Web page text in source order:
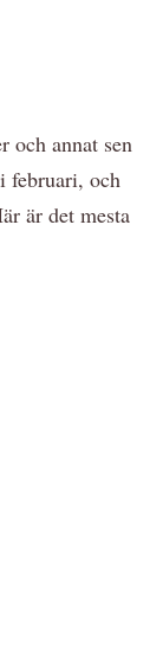
och annat sen
februari, och
är det mesta